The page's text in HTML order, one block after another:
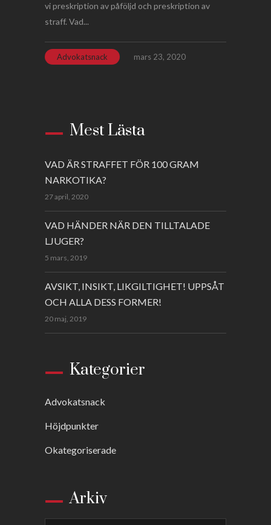
vi preskription av påföljd och preskription av
straff. Vad...
Advokatsnack mars 23, 2020
Mest Lästa
VAD ÄR STRAFFET FÖR 100 GRAM
NARKOTIKA?
27 april, 2020
VAD HÄNDER NÄR DEN TILLTALADE
LJUGER?
5 mars, 2019
AVSIKT, INSIKT, LIKGILTIGHET! UPPSÅT
OCH ALLA DESS FORMER!
20 maj, 2019
Kategorier
Advokatsnack
Höjdpunkter
Okategoriserade
Arkiv